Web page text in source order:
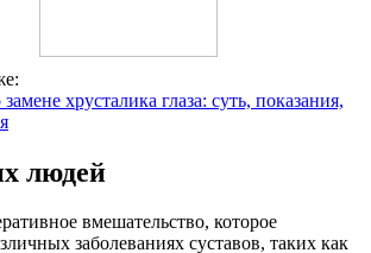
хрусталика глаза: суть, показания,
людей
вмешательство, которое
заболеваниях суставов, таких как